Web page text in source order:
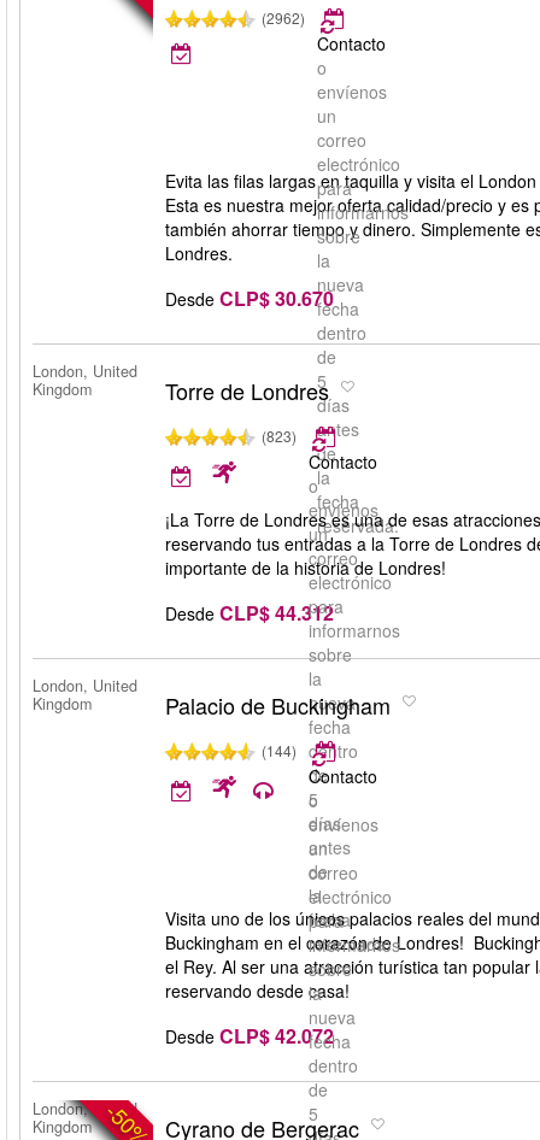
(2962)
Contacto
o
envíenos
un
correo
electrónico
para
informarnos
sobre
la
nueva
fecha
dentro
de
5
días
antes
de
la
fecha
reservada.
Evita las filas largas en taquilla y visita el
Esta es nuestra mejor oferta calidad/precio y
también ahorrar tiempo y dinero. Simplemente
Londres.
Desde CLP$ 30.670
London, United
Kingdom
Torre de Londres
(823)
Contacto
o
envíenos
un
correo
electrónico
para
informarnos
sobre
la
nueva
fecha
dentro
de
5
días
antes
de
la
fecha
reservada.
¡La Torre de Londres es una de esas
reservando tus entradas a la Torre de Londres
importante de la historia de Londres!
Desde CLP$ 44.312
London, United
Kingdom
Palacio de Buckingham
(144)
Contacto
o
envíenos
un
correo
electrónico
para
informarnos
sobre
la
nueva
fecha
dentro
de
5
Visita uno de los únicos palacios reales del
Buckingham en el corazón de Londres!
el Rey. Al ser una atracción turística tan
reservando desde casa!
Desde CLP$ 42.072
-50%
London, United
Kingdom
Cyrano de Bergerac